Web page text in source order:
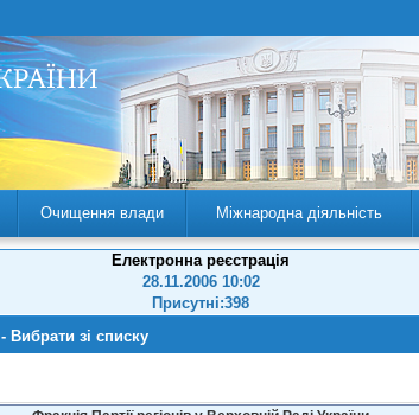
Очищення влади Міжнародна діяльність
Електронна реєстрація
28.11.2006 10:02
Присутні:398
- Вибрати зі списку